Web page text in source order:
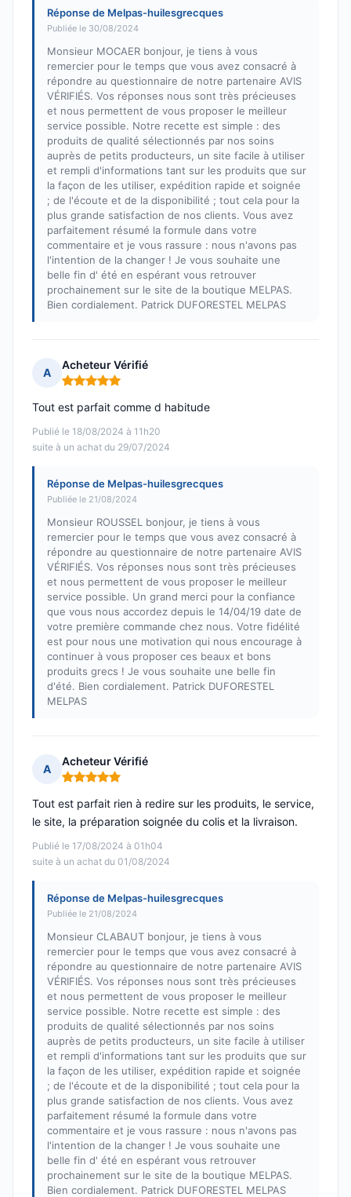
Réponse de Melpas-huilesgrecques
Publiée le 30/08/2024
Monsieur MOCAER bonjour, je tiens à vous
remercier pour le temps que vous avez consacré à
répondre au questionnaire de notre partenaire AVIS
VÉRIFIÉS. Vos réponses nous sont très précieuses
et nous permettent de vous proposer le meilleur
service possible. Notre recette est simple : des
produits de qualité sélectionnés par nos soins
auprès de petits producteurs, un site facile à utiliser
et rempli d'informations tant sur les produits que sur
la façon de les utiliser, expédition rapide et soignée
; de l'écoute et de la disponibilité ; tout cela pour la
plus grande satisfaction de nos clients. Vous avez
parfaitement résumé la formule dans votre
commentaire et je vous rassure : nous n'avons pas
l'intention de la changer ! Je vous souhaite une
belle fin d' été en espérant vous retrouver
prochainement sur le site de la boutique MELPAS.
Bien cordialement. Patrick DUFORESTEL MELPAS
A
Acheteur Vérifié
Note : 5 sur 5
Publié le 18/08/2024 à 11h20
suite à un achat du 29/07/2024
Tout est parfait comme d habitude
Réponse de Melpas-huilesgrecques
Publiée le 21/08/2024
Monsieur ROUSSEL bonjour, je tiens à vous
remercier pour le temps que vous avez consacré à
répondre au questionnaire de notre partenaire AVIS
VÉRIFIÉS. Vos réponses nous sont très précieuses
et nous permettent de vous proposer le meilleur
service possible. Un grand merci pour la confiance
que vous nous accordez depuis le 14/04/19 date de
votre première commande chez nous. Votre fidélité
est pour nous une motivation qui nous encourage à
continuer à vous proposer ces beaux et bons
produits grecs ! Je vous souhaite une belle fin
d'été. Bien cordialement. Patrick DUFORESTEL
MELPAS
A
Acheteur Vérifié
Note : 5 sur 5
Publié le 17/08/2024 à 01h04
suite à un achat du 01/08/2024
Tout est parfait rien à redire sur les produits, le service,
le site, la préparation soignée du colis et la livraison.
Réponse de Melpas-huilesgrecques
Publiée le 21/08/2024
Monsieur CLABAUT bonjour, je tiens à vous
remercier pour le temps que vous avez consacré à
répondre au questionnaire de notre partenaire AVIS
VÉRIFIÉS. Vos réponses nous sont très précieuses
et nous permettent de vous proposer le meilleur
service possible. Notre recette est simple : des
produits de qualité sélectionnés par nos soins
auprès de petits producteurs, un site facile à utiliser
et rempli d'informations tant sur les produits que sur
la façon de les utiliser, expédition rapide et soignée
; de l'écoute et de la disponibilité ; tout cela pour la
plus grande satisfaction de nos clients. Vous avez
parfaitement résumé la formule dans votre
commentaire et je vous rassure : nous n'avons pas
l'intention de la changer ! Je vous souhaite une
belle fin d' été en espérant vous retrouver
prochainement sur le site de la boutique MELPAS.
Bien cordialement. Patrick DUFORESTEL MELPAS